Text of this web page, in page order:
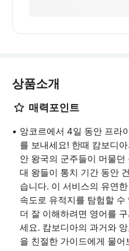
상품소개
매력포인트
앙코르에서 4일 동안 프라
를 보내세요! 한때 캄보디
안 왕국의 군주들이 머물
대 왕들이 통치 기간 동안
습니다. 이 서비스의 유연
속도로 유적지를 탐험할
더 잘 이해하려면 영어를
세요. 캄보디아의 과거와
을 친절한 가이드에게 물